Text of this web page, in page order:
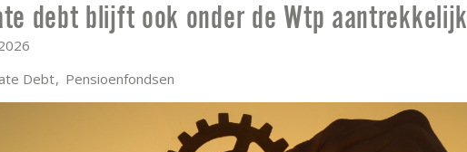
WTP AANTREKKELIJK
debt blijft ook onder de Wtp aantrekkelijk
Debt Pensioenfondsen